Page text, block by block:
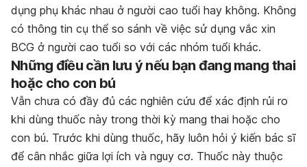
dụng phụ khác nhau ở người cao tuổi hay không. Không
có thông tin cụ thể so sánh về việc sử dụng vắc xin
BCG ở người cao tuổi so với các nhóm tuổi khác.
Những điều cần lưu ý nếu bạn đang mang thai
hoặc cho con bú
Vẫn chưa có đầy đủ các nghiên cứu để xác định rủi ro
khi dùng thuốc này trong thời kỳ mang thai hoặc cho
con bú. Trước khi dùng thuốc, hãy luôn hỏi ý kiến bác sĩ
để cân nhắc giữa lợi ích và nguy cơ. Thuốc này thuộc